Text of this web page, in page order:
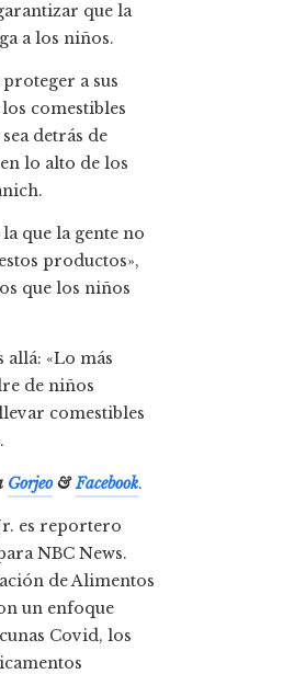
que la
a los niños.
a sus
comestibles
detrás de
lo alto de los
que la gente no
productos»,
que los niños
allá: «Lo más
de niños
comestibles
Gorjeo&Facebook.
es reportero
NBC News.
de Alimentos
un enfoque
Covid, los